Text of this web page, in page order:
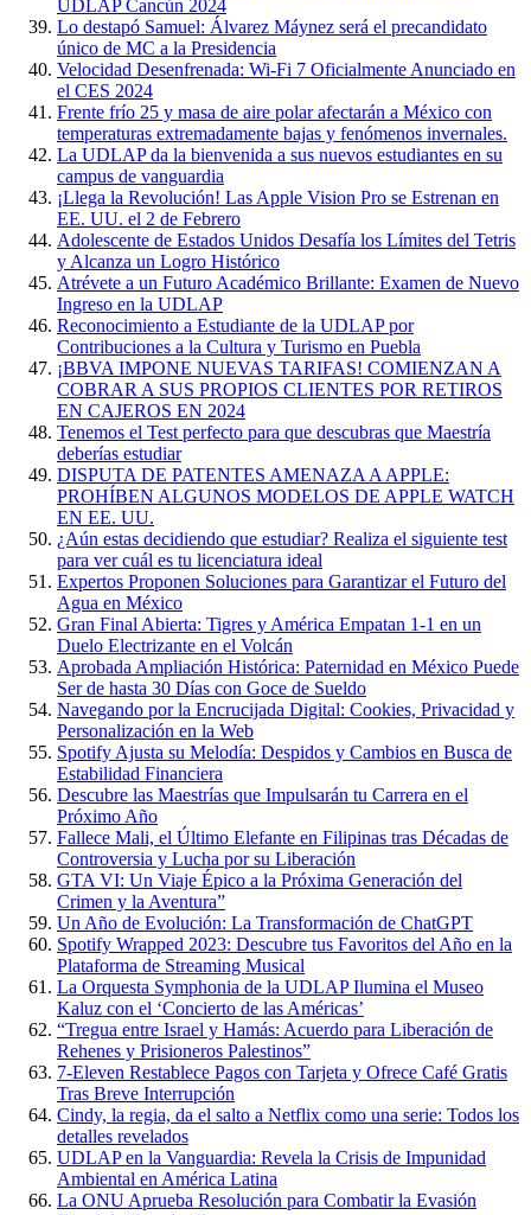
UDLAP Cancún 2024
Lo destapó Samuel: Álvarez Máynez será el precandidato
único de MC a la Presidencia
Velocidad Desenfrenada: Wi-Fi 7 Oficialmente Anunciado en
el CES 2024
Frente frío 25 y masa de aire polar afectarán a México con
temperaturas extremadamente bajas y fenómenos invernales.
La UDLAP da la bienvenida a sus nuevos estudiantes en su
campus de vanguardia
¡Llega la Revolución! Las Apple Vision Pro se Estrenan en
EE. UU. el 2 de Febrero
Adolescente de Estados Unidos Desafía los Límites del Tetris
y Alcanza un Logro Histórico
Atrévete a un Futuro Académico Brillante: Examen de Nuevo
Ingreso en la UDLAP
Reconocimiento a Estudiante de la UDLAP por
Contribuciones a la Cultura y Turismo en Puebla
¡BBVA IMPONE NUEVAS TARIFAS! COMIENZAN A
COBRAR A SUS PROPIOS CLIENTES POR RETIROS
EN CAJEROS EN 2024
Tenemos el Test perfecto para que descubras que Maestría
deberías estudiar
DISPUTA DE PATENTES AMENAZA A APPLE:
PROHÍBEN ALGUNOS MODELOS DE APPLE WATCH
EN EE. UU.
¿Aún estas decidiendo que estudiar? Realiza el siguiente test
para ver cuál es tu licenciatura ideal
Expertos Proponen Soluciones para Garantizar el Futuro del
Agua en México
Gran Final Abierta: Tigres y América Empatan 1-1 en un
Duelo Electrizante en el Volcán
Aprobada Ampliación Histórica: Paternidad en México Puede
Ser de hasta 30 Días con Goce de Sueldo
Navegando por la Encrucijada Digital: Cookies, Privacidad y
Personalización en la Web
Spotify Ajusta su Melodía: Despidos y Cambios en Busca de
Estabilidad Financiera
Descubre las Maestrías que Impulsarán tu Carrera en el
Próximo Año
Fallece Mali, el Último Elefante en Filipinas tras Décadas de
Controversia y Lucha por su Liberación
GTA VI: Un Viaje Épico a la Próxima Generación del
Crimen y la Aventura”
Un Año de Evolución: La Transformación de ChatGPT
Spotify Wrapped 2023: Descubre tus Favoritos del Año en la
Plataforma de Streaming Musical
La Orquesta Symphonia de la UDLAP Ilumina el Museo
Kaluz con el ‘Concierto de las Américas’
“Tregua entre Israel y Hamás: Acuerdo para Liberación de
Rehenes y Prisioneros Palestinos”
7-Eleven Restablece Pagos con Tarjeta y Ofrece Café Gratis
Tras Breve Interrupción
Cindy, la regia, da el salto a Netflix como una serie: Todos los
detalles revelados
UDLAP en la Vanguardia: Revela la Crisis de Impunidad
Ambiental en América Latina
La ONU Aprueba Resolución para Combatir la Evasión